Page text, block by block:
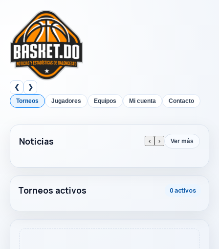
❮ ❯
Torneos Jugadores Equipos Mi cuenta Contacto
Noticias ‹ › Ver más
Torneos activos 0 activos